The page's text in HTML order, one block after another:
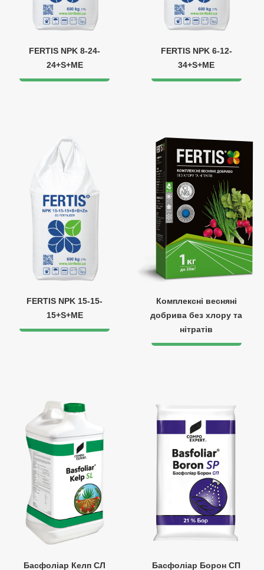
FERTIS NPK 8-24-
24+S+МЕ
FERTIS NPK 6-12-
34+S+ME
FERTIS NPK 15-15-
15+S+ME
Комплексні весняні
добрива без хлору та
нітратів
Басфоліар Келп СЛ Басфоліар Борон СП